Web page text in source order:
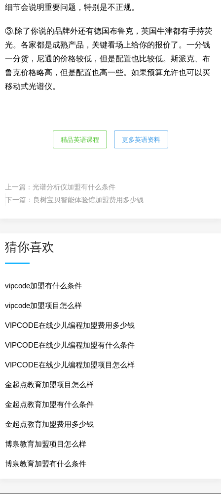
细节会说明重要问题，特别是不正规。
③.除了你说的品牌外还有德国布鲁克，英国牛津都有手持荧
光。各家都是成熟产品，关键看场上给你的报价了。一分钱
一分货，尼通的价格较低，但是配置也比较低。斯派克、布
鲁克价格略高，但是配置也高一些。如果预算允许也可以买
移动式光谱仪。
精品英语课程 更多英语资料
上一篇： 光谱分析仪加盟有什么条件
下一篇： 良树宝贝智能体验馆加盟费用多少钱
猜你喜欢
vipcode加盟有什么条件
vipcode加盟项目怎么样
VIPCODE在线少儿编程加盟费用多少钱
VIPCODE在线少儿编程加盟有什么条件
VIPCODE在线少儿编程加盟项目怎么样
金起点教育加盟项目怎么样
金起点教育加盟有什么条件
金起点教育加盟费用多少钱
博泉教育加盟项目怎么样
博泉教育加盟有什么条件